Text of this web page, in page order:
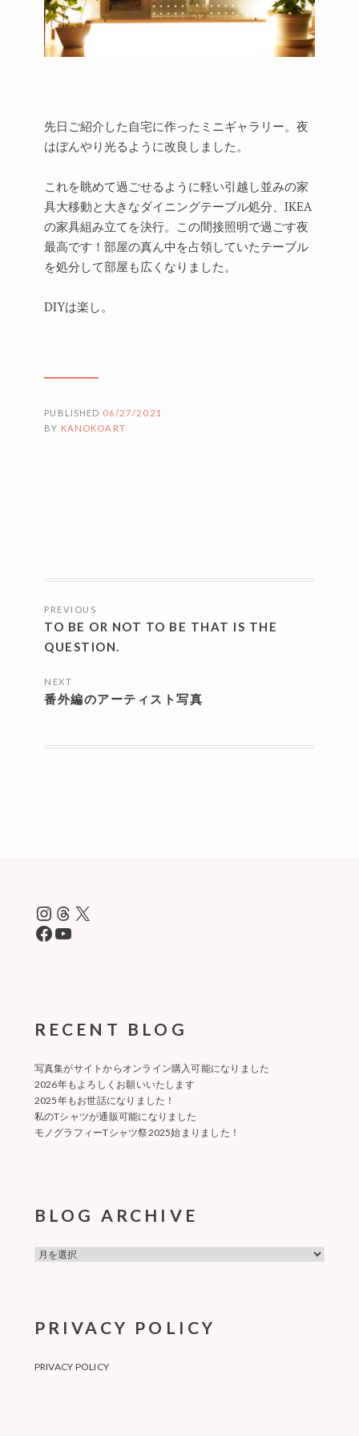
先日ご紹介した自宅に作ったミニギャラリー。夜
はぼんやり光るように改良しました。
これを眺めて過ごせるように軽い引越し並みの家
具大移動と大きなダイニングテーブル処分、IKEA
の家具組み立てを決行。この間接照明で過ごす夜
最高です！部屋の真ん中を占領していたテーブル
を処分して部屋も広くなりました。
DIYは楽し。
PUBLISHED 06/27/2021
BY KANOKOART
稿
ナ
ビ
ゲ
PREVIOUS
TO BE OR NOT TO BE THAT IS THE
QUESTION.
NEXT
番外編のアーティスト写真
Instagram
Threads
X
Facebook
YouTube
RECENT BLOG
写真集がサイトからオンライン購入可能になりました
2026年もよろしくお願いいたします
2025年もお世話になりました！
私のTシャツが通販可能になりました
モノグラフィーTシャツ祭2025始まりました！
BLOG ARCHIVE
BLOG
PRIVACY POLICY
PRIVACY POLICY